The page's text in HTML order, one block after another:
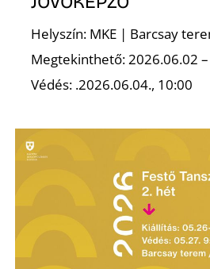
Helyszín: MKE | Barcsay
Megtekinthető: 2026.06.02
Védés: .2026.06.04., 10:00